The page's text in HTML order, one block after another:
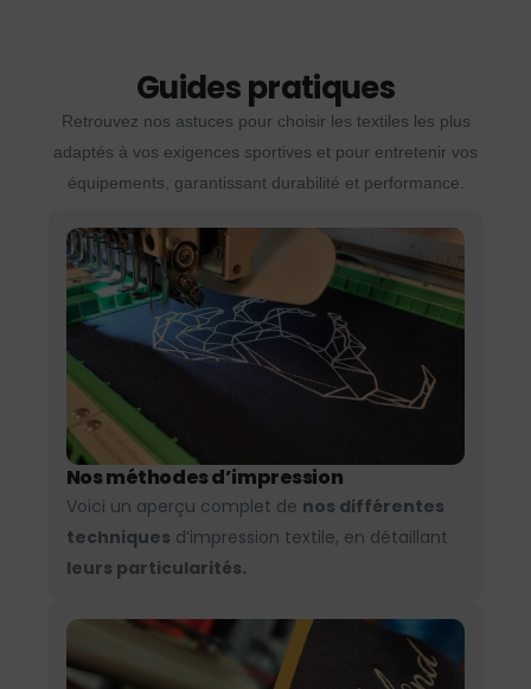
Guides pratiques
Retrouvez nos astuces pour choisir les textiles les plus
adaptés à vos exigences sportives et pour entretenir vos
équipements, garantissant durabilité et performance.
Nos méthodes d’impression
Voici un aperçu complet de nos différentes
techniques d’impression textile, en détaillant
leurs particularités.